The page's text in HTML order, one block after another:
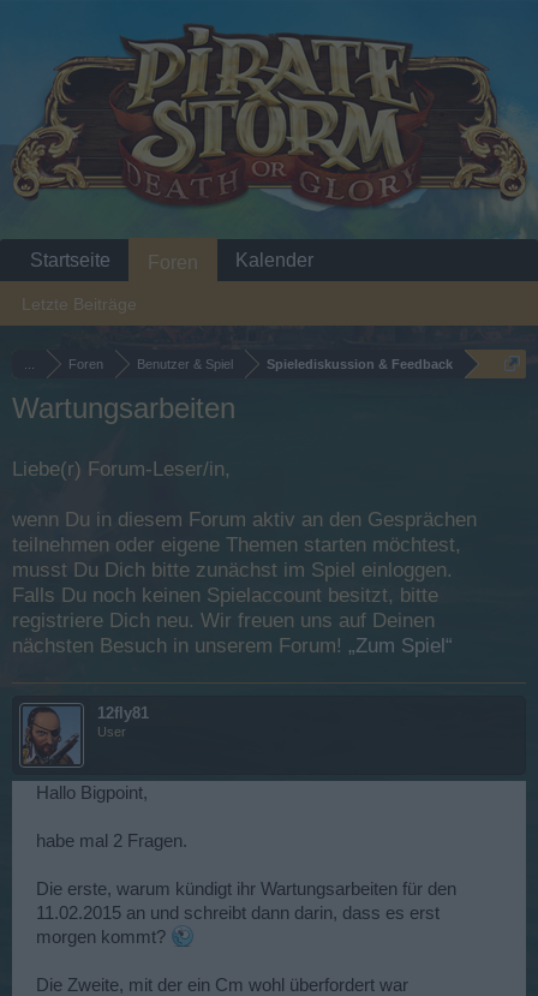
Foren Benutzer & Spiel Spielediskussion & Feedback
Wartungsarbeiten
Liebe(r) Forum-Leser/in,
wenn Du in diesem Forum aktiv an den Gesprächen
teilnehmen oder eigene Themen starten möchtest,
musst Du Dich bitte zunächst im Spiel einloggen.
Falls Du noch keinen Spielaccount besitzt, bitte
registriere Dich neu. Wir freuen uns auf Deinen
nächsten Besuch in unserem Forum! „Zum Spiel“
12fly81
User
Hallo Bigpoint,
habe mal 2 Fragen.
Die erste, warum kündigt ihr Wartungsarbeiten für den
11.02.2015 an und schreibt dann darin, dass es erst
morgen kommt?
Die Zweite, mit der ein Cm wohl überfordert war
Startseite Foren
Letzte Beiträge
Kalender